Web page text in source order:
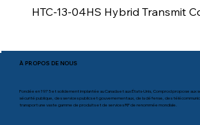
HTC-13-04HS Hybrid Transmit
À PROPOS DE NOUS
Fondée en 1975 et solidement implantée au Canada et aux États-Unis, Comprod propose aux
sécurité publique, des services publics et gouvernementaux, de la défense, des
transport une vaste gamme de produits et de services RF de renommée mondiale.